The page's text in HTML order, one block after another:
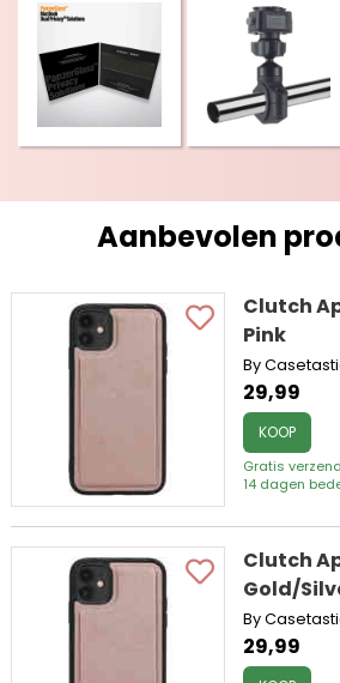
Aanbevolen
Clutch
Pink
By
29,99
KOOP
Gratis
14 dagen
Clutch
Gold/
By
29,99